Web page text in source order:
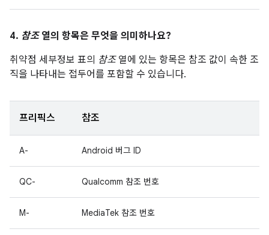
4. 참조열의 항목은 무엇을 의미하나요?
취약점 세부정보 표의 참조열에 있는 항목은 참조 값이 속한 조
직을 나타내는 접두어를 포함할 수 있습니다.
프리픽스 참조
A- Android 버그 ID
QC- Qualcomm 참조 번호
M- MediaTek 참조 번호